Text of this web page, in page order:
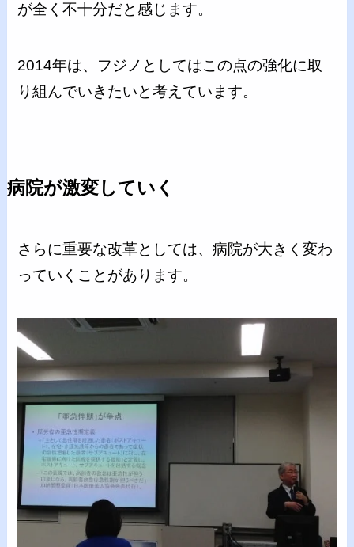
が全く不十分だと感じます。
2014年は、フジノとしてはこの点の強化に取
り組んでいきたいと考えています。
病院が激変していく
さらに重要な改革としては、病院が大きく変わ
っていくことがあります。